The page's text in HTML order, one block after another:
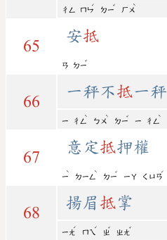
ㄔㄥ ㄇㄣ
ˊ
ㄉㄧ
ˇ
ㄏㄨ
ˋ
65
安抵
ㄢ ㄉㄧ
ˇ
66
一秤不抵 一秤
ㄧ ㄔㄥ
ˋ
ㄅㄨ
ˋ
ㄉㄧ
ˇ
ㄧ ㄔㄥ
ˋ
67
意定抵押權
ㄧ
ˋ
ㄉㄧㄥ
ˋ
ㄉㄧ
ˇ
ㄧㄚ ㄑㄩㄢ
ˊ
68
揚眉 抵 掌
ㄧㄤ
ˊ
ㄇㄟ
ˊ
ㄓ
ˇ
ㄓㄤ
ˇ